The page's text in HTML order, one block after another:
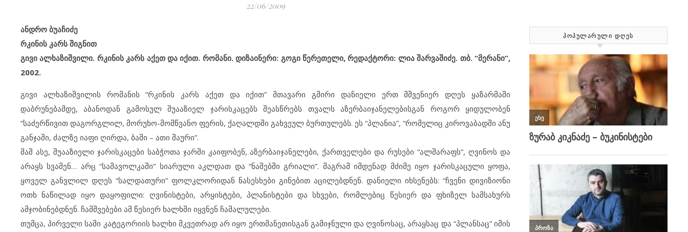
22/06/2009
ანდრო ბუაჩიძე
რკინის კარს შიგნით
გივი ალხაზიშვილი. რკინის კარს აქეთ და იქით. რომანი. დიზაინერი: გოგი წერეთელი, რედაქტორი: ლია შარვაშიძე. თბ. “მერანი”,
2002.
გივი ალხაზიშვილის რომანის “რკინის კარს აქეთ და იქით” მთავარი გმირი დანიელი ერთ მშვენიერ დღეს ყაზარმაში
დაბრუნებამდე, აბანოდან გამოსულ შუააზიელ ჯარისკაცებს შეასწრებს თვალს აზერბაიჯანელებისგან როგორ ყიდულობენ
“საძერწივით დაგორგლილ, მორუხო-მომწვანო ფერის, ქაღალდში გახვეულ ბურთულებს. ეს “პლანია”, “რომელიც კიროვაბადში ანუ
განჯაში, ძალზე იაფი ღირდა, ბაში – ათი შაური”.
მაშ ასე, შუააზიელი ჯარისკაცები საბჭოთა ჯარში კაიფობენ, აზერბაიჯანელები, ქართველები და რუსები “ალშარაფს”, ღვინოს და
არაყს სვამენ… არც “სამავოლკაში” სიარული აკლდათ და “ნაშებში გრიალი”. მაგრამ იმდენად მძიმე იყო ჯარისკაცული ყოფა,
ყოველ განვლილ დღეს “სალდათური” ფოლკლორიდან ნასესხები გინებით აცილებდნენ. დანიელი იხსენებს: “ჩვენი დივიზიონი
ოთხ ნაწილად იყო დაყოფილი: ღვინისტები, არყისტები, პლანისტები და სხვები, რომლებიც წესიერ და ფხიზელ სამსახურს
ამჯობინებდნენ. ჩამშვებები ამ წესიერ ხალხში იყვნენ ჩამალულები.
თუმცა, პირველი სამი კატეგორიის ხალხი მკვეთრად არ იყო ერთმანეთისგან გამიჯნული და ღვინოსაც, არაყსაც და “პლანსაც” იმის
ᲞᲝᲞᲣᲚᲐᲠᲣᲚᲘ ᲓᲦᲔᲡ